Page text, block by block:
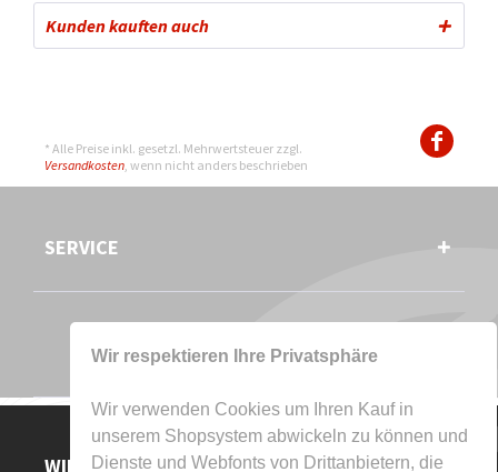
Wir respektieren Ihre Privatsphäre
Wir verwenden Cookies um Ihren Kauf in
unserem Shopsystem abwickeln zu können und
Dienste und Webfonts von Drittanbietern, die
Kunden kauften auch
* Alle Preise inkl. gesetzl. Mehrwertsteuer zzgl.
Versandkosten , wenn nicht anders beschrieben
SERVICE
WIR AKZEPTIEREN